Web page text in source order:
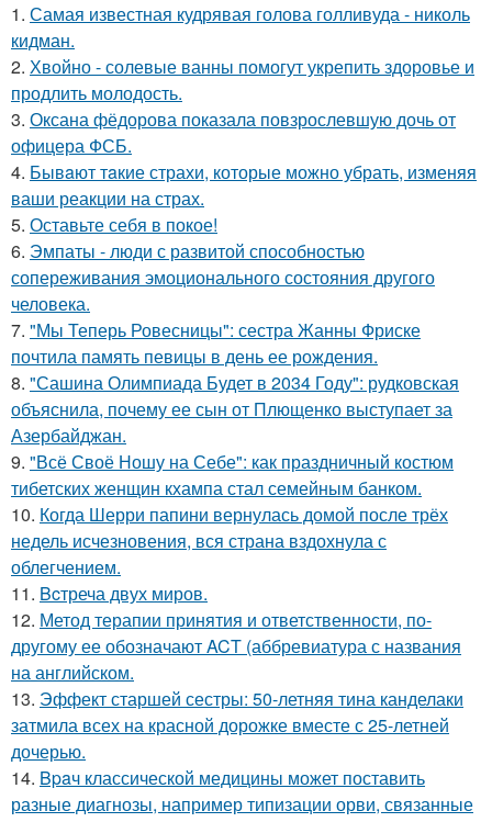
1. Самая известная кудрявая голова голливуда - николь
кидман.
2. Хвойно - солевые ванны помогут укрепить здоровье и
продлить молодость.
3. Оксана фёдорова показала повзрослевшую дочь от
офицера ФСБ.
4. Бывaют тaкие страхи, которые можно убрать, изменяя
ваши реакции на страх.
5. Оставьте себя в покое!
6. Эмпаты - люди с развитой способностью
сопереживания эмоционального состояния другого
человека.
7. "Мы Теперь Ровесницы": сестра Жанны Фриске
почтила память певицы в день ее рождения.
8. "Сашина Олимпиада Будет в 2034 Году": рудковская
объяснила, почему ее сын от Плющенко выступает за
Азербайджан.
9. "Всё Своё Ношу на Себе": как праздничный костюм
тибетских женщин кхампа стал семейным банком.
10. Когда Шерри папини вернулась домой после трёх
недель исчезновения, вся страна вздохнула с
облегчением.
11. Bcтреча двух миров.
12. Метод терапии принятия и ответственности, по-
другому ее обозначают ACT (аббревиатура с названия
на английском.
13. Эффект старшей сестры: 50-летняя тина канделаки
затмила всех на красной дорожке вместе с 25-летней
дочерью.
14. Bpaч классической медицины может поставить
разные диагнозы, например типизации орви, связанные